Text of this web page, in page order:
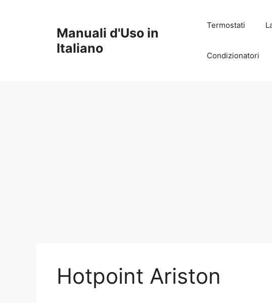
Manuali d'Uso in
Italiano
Termostati
Condizionatori
Hotpoint Ariston